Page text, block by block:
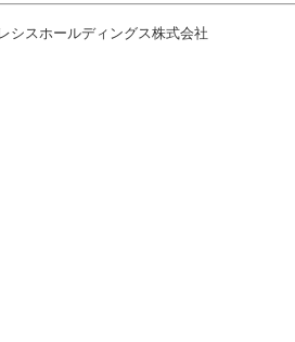
シスホールディングス株式会社